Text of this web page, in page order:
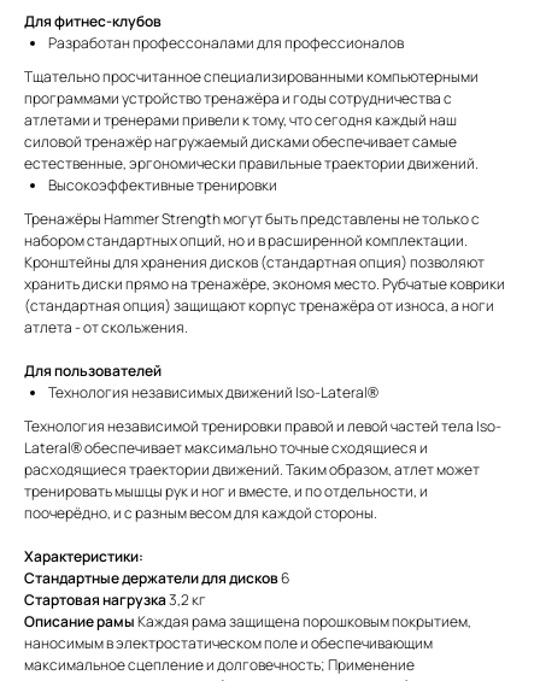
Для фитнес-клубов
Разработан профессоналами для профессионалов
Тщательно просчитанное специализированными компьютерными
программами устройство тренажёра и годы сотрудничества с
атлетами и тренерами привели к тому, что сегодня каждый наш
силовой тренажёр нагружаемый дисками обеспечивает самые
естественные, эргономически правильные траектории движений.
Высокоэффективные тренировки
Тренажёры Hammer Strength могут быть представлены не только с
набором стандартных опций, но и в расширенной комплектации.
Кронштейны для хранения дисков (стандартная опция) позволяют
хранить диски прямо на тренажёре, экономя место. Рубчатые коврики
(стандартная опция) защищают корпус тренажёра от износа, а ноги
атлета - от скольжения.
Для пользователей
Технология независимых движений Iso-Lateral®
Технология независимой тренировки правой и левой частей тела Iso-
Lateral® обеспечивает максимально точные сходящиеся и
расходящиеся траектории движений. Таким образом, атлет может
тренировать мышцы рук и ног и вместе, и по отдельности, и
поочерёдно, и с разным весом для каждой стороны.
Характеристики:
Стандартные держатели для дисков6
Стартовая нагрузка3,2 кг
Описание рамыКаждая рама защищена порошковым покрытием,
наносимым в электростатическом поле и обеспечивающим
максимальное сцепление и долговечность; Применение